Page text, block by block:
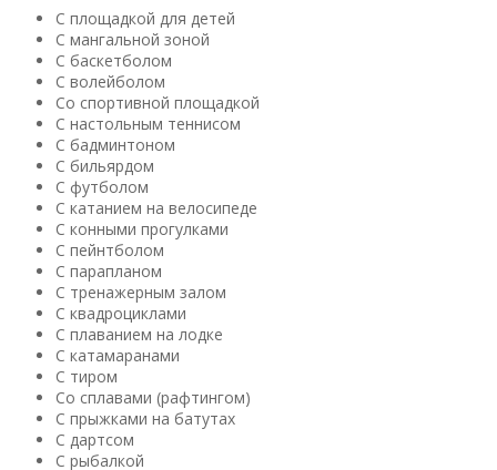
С площадкой для детей
С мангальной зоной
С баскетболом
С волейболом
Со спортивной площадкой
С настольным теннисом
С бадминтоном
С бильярдом
С футболом
С катанием на велосипеде
С конными прогулками
С пейнтболом
С парапланом
С тренажерным залом
С квадроциклами
С плаванием на лодке
С катамаранами
С тиром
Со сплавами (рафтингом)
С прыжками на батутах
С дартсом
С рыбалкой